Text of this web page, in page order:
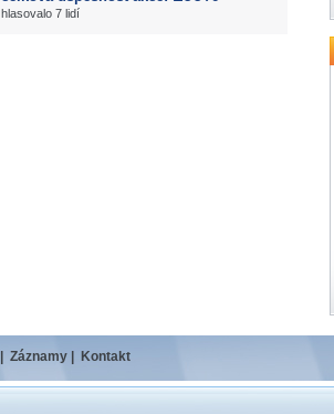
hlasovalo 7 lidí
Záznamy Kontakt